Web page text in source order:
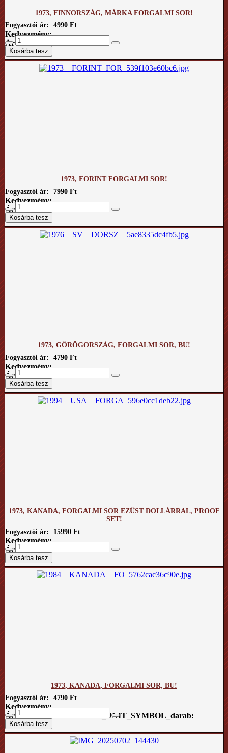
1973, FINNORSZÁG, MÁRKA FORGALMI SOR!
Fogyasztói ár:
4990 Ft
Kedvezmény:
Ár / kg:
1973, FORINT FORGALMI SOR!
Fogyasztói ár:
7990 Ft
Kedvezmény:
Ár / kg:
1973, GÖRÖGORSZÁG, FORGALMI SOR, BU!
Fogyasztói ár:
4790 Ft
Kedvezmény:
Ár / kg:
1973, KANADA, FORGALMI SOR EZÜST DOLLÁRRAL, PROOF
SET!
Fogyasztói ár:
15990 Ft
Kedvezmény:
Ár / kg:
1973, KANADA, FORGALMI SOR, BU!
Fogyasztói ár:
4790 Ft
Kedvezmény:
Ár / COM_VIRTUEMART_UNIT_SYMBOL_darab: